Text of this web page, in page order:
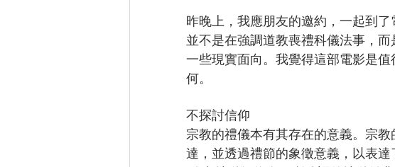
昨晚上，我應朋友的邀約，一起到
並不是在強調道教喪禮科儀法事，
一些現實面向。我覺得這部電影是
何。
不探討信仰
宗教的禮儀本有其存在的意義。宗
達，並透過禮節的象徵意義，以表